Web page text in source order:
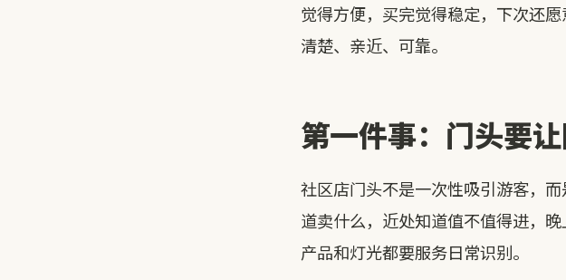
觉得方便，买完觉得稳定，下次还
清楚、亲近、可靠。
第一件事：门头要
社区店门头不是一次性吸引游客，
道卖什么，近处知道值不值得进，
产品和灯光都要服务日常识别。